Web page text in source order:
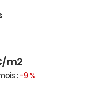
m2
: -9 %